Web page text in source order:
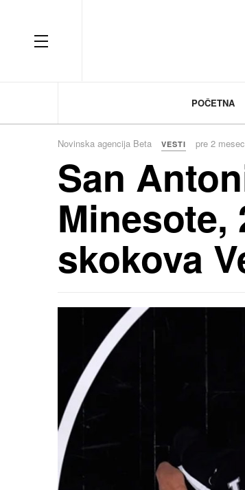
OFF CANVAS
POČETNA
Novinska agencija Beta VESTI pre 2
San
Minesote,
skokova